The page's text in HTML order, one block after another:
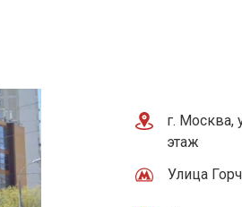
г. Москва,
этаж
Улица